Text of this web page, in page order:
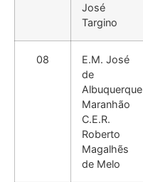
José
Targino
08
E.M. José
de
Albuquerque
Maranhão
C.E.R.
Roberto
Magalhẽs
de Melo